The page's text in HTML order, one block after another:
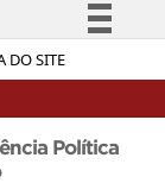
DO SITE
Política